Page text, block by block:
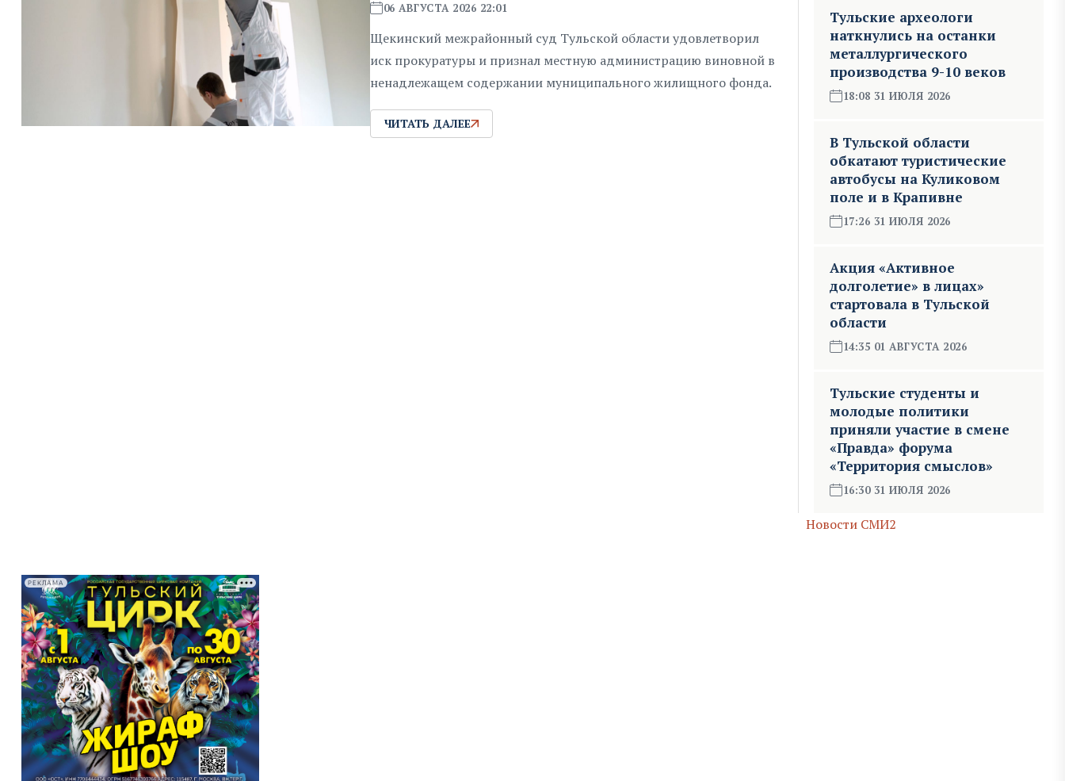
06 АВГУСТА 2026 22:01
Щекинский межрайонный суд Тульской области удовлетворил
иск прокуратуры и признал местную администрацию виновной в
ненадлежащем содержании муниципального жилищного фонда.
ЧИТАТЬ ДАЛЕЕ
Тульские археологи
наткнулись на останки
металлургического
производства 9-10 веков
18:08 31 ИЮЛЯ 2026
В Тульской области
обкатают туристические
автобусы на Куликовом
поле и в Крапивне
17:26 31 ИЮЛЯ 2026
Акция «Активное
долголетие» в лицах»
стартовала в Тульской
области
14:35 01 АВГУСТА 2026
Тульские студенты и
молодые политики
приняли участие в смене
«Правда» форума
«Территория смыслов»
16:30 31 ИЮЛЯ 2026
Новости СМИ2
РЕКЛАМА